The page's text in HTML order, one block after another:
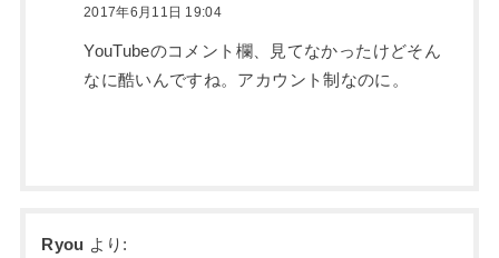
2017年6月11日 19:04
YouTubeのコメント欄、見てなかったけどそん
なに酷いんですね。アカウント制なのに。
Ryou より: